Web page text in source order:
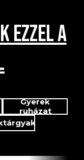
EZZEL A
Gyerek
ruházat